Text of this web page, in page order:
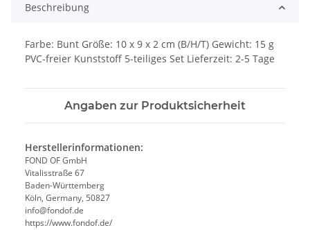
Beschreibung
Farbe: Bunt Größe: 10 x 9 x 2 cm (B/H/T) Gewicht: 15 g
PVC-freier Kunststoff 5-teiliges Set Lieferzeit: 2-5 Tage
Angaben zur Produktsicherheit
Herstellerinformationen:
FOND OF GmbH
Vitalisstraße 67
Baden-Württemberg
Köln, Germany, 50827
info@fondof.de
https://www.fondof.de/